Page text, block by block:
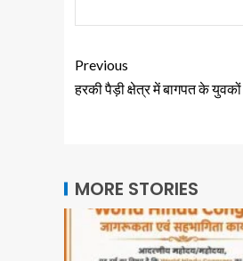
Previous
हरकी पैड़ी क्षेत्र में बागपत के
MORE STORIES